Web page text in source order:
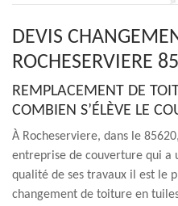
DEVIS
ROCHESERVIERE
REMPLACEMENT DE
COMBIEN S’ÉLÈVE LE
À Rocheserviere, dans le
entreprise de couverture qui a
qualité de ses travaux il est le
changement de toiture en